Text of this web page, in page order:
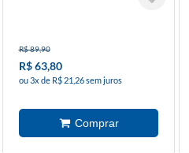
R$ 89,90
R$ 63,80
ou 3x de R$ 21,26 sem juros